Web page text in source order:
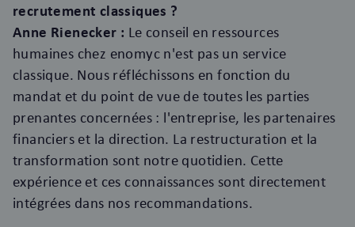
recrutement classiques ?
Anne Rienecker : Le conseil en ressources
humaines chez enomyc n'est pas un service
classique. Nous réfléchissons en fonction du
mandat et du point de vue de toutes les parties
prenantes concernées : l'entreprise, les partenaires
financiers et la direction. La restructuration et la
transformation sont notre quotidien. Cette
expérience et ces connaissances sont directement
intégrées dans nos recommandations.